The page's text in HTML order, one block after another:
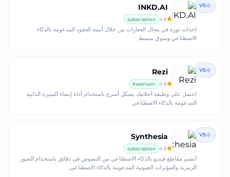
INKD.AI
4.6
subscription
إحداث ثورة في مجال العقارات من خلال أتمتة العقود المدعومة بالذكاء
الاصطناعي وسوق مبسط.
VS
Rezi
4.6
freemium
احصل على وظيفة أحلامك بشكل أسرع باستخدام أداة إنشاء السيرة الذاتية
المدعومة بالذكاء الاصطناعي.
VS
Synthesia
4.6
subscription
أنشئ مقاطع فيديو بالذكاء الاصطناعي من النصوص في دقائق باستخدام الصور
الرمزية والمؤثرات الصوتية المدعومة بالذكاء الاصطناعي.
VS